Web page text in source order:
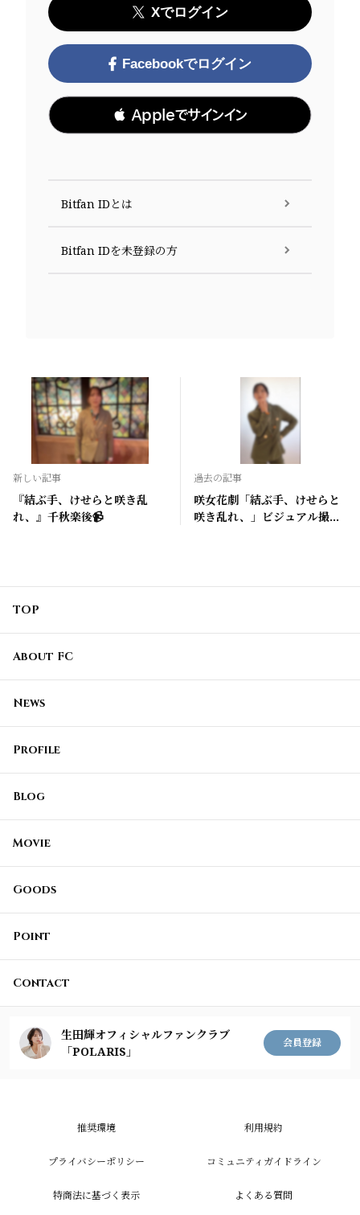
Xでログイン
Facebookでログイン
 Appleでサインイン
Bitfan IDとは
Bitfan IDを未登録の方
新しい記事
『結ぶ手、けせらと咲き乱
れ、』千秋楽後📹
過去の記事
咲女花劇「結ぶ手、けせらと
咲き乱れ、」ビジュアル撮影
TOP
About FC
News
Profile
Blog
Movie
Goods
Point
Contact
生田輝オフィシャルファンクラブ
「POLARIS」
会員登録
推奨環境 利用規約
プライバシーポリシー コミュニティガイドライン
特商法に基づく表示 よくある質問